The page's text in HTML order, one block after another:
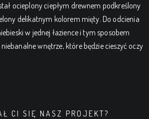
ocieplony ciepłym drewnem podkreślony
delikatnym kolorem mięty. Do odcienia
w jednej łazience i tym sposobem
wnętrze, które będzie cieszyć oczy
CI SIĘ NASZ PROJEKT?